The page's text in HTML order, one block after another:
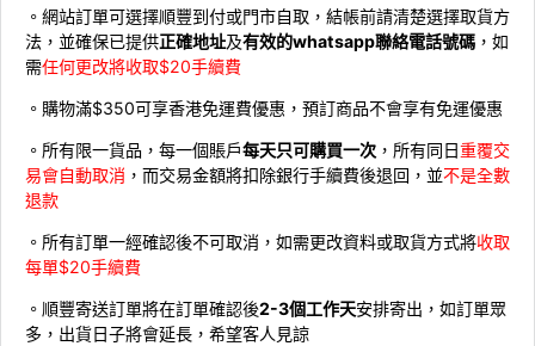
。網站訂單可選擇順豐到付或門市自取，結帳前請清楚選擇取貨方
法，並確保已提供正確地址及有效的whatsapp聯絡電話號碼 ，如
需任何更改將收取$20手續費
。購物滿$350可享香港免運費優惠，預訂商品不會享有免運優惠
。所有限一貨品，每一個賬戶每天只可購買一次 ，所有同日重覆交
易會自動取消 ，而交易金額將扣除銀行手續費後退回，並不是全數
退款
。所有訂單一經確認後不可取消，如需更改資料或取貨方式將收取
每單$20手續費
。順豐寄送訂單將在訂單確認後2-3個工作天安排寄出，如訂單眾
多，出貨日子將會延長，希望客人見諒